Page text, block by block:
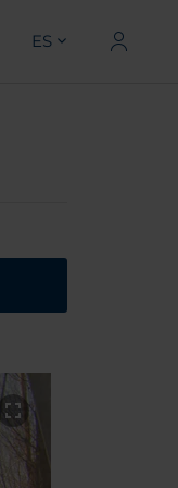
ES